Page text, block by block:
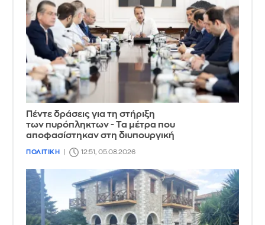
Πέντε δράσεις για τη στήριξη
των πυρόπληκτων - Τα μέτρα που
αποφασίστηκαν στη διυπουργική
ΠΟΛΙΤΙΚΗ 12:51, 05.08.2026